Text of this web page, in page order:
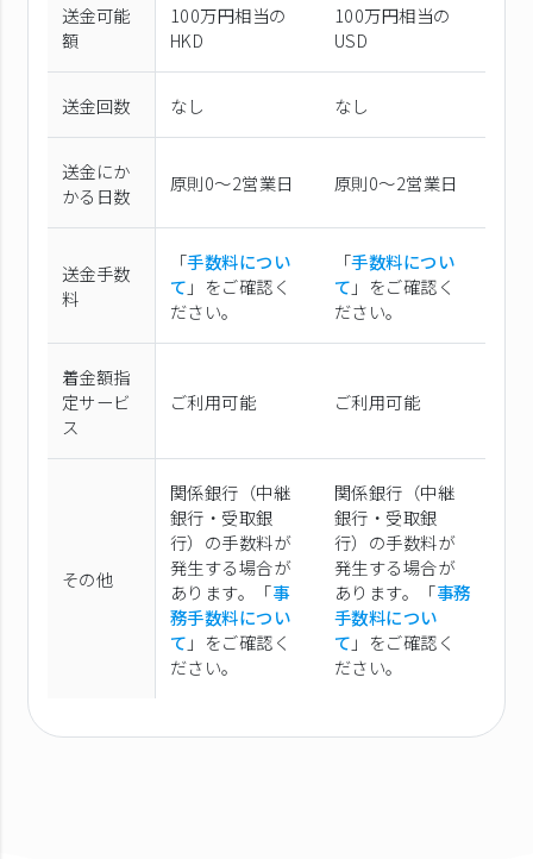
送金可能
額
100万円相当の
HKD
100万円相当の
USD
送金回数 なし なし
送金にか
かる日数
原則0〜2営業日 原則0〜2営業日
送金手数
料
「手数料につい
て 」をご確認く
ださい。
「手数料につい
て 」をご確認く
ださい。
着金額指
定サービ
ス
ご利用可能 ご利用可能
その他
関係銀行（中継
銀行・受取銀
行）の手数料が
発生する場合が
あります。「事
務手数料につい
て 」をご確認く
ださい。
関係銀行（中継
銀行・受取銀
行）の手数料が
発生する場合が
あります。「事務
手数料につい
て 」をご確認く
ださい。